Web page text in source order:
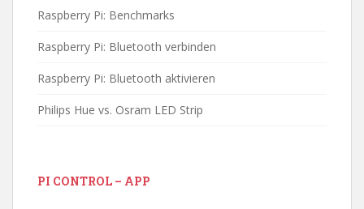
Raspberry Pi: Benchmarks
Raspberry Pi: Bluetooth verbinden
Raspberry Pi: Bluetooth aktivieren
Philips Hue vs. Osram LED Strip
PI CONTROL – APP